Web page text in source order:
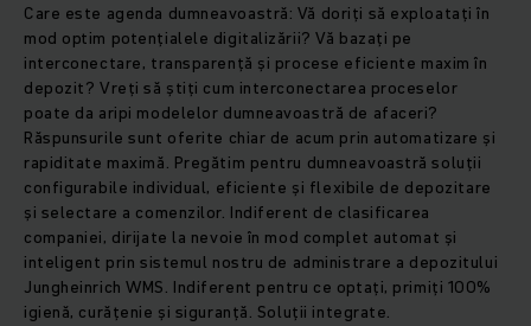
Care este agenda dumneavoastră: Vă doriți să exploatați în
mod optim potențialele digitalizării? Vă bazați pe
interconectare, transparență și procese eficiente maxim în
depozit? Vreți să știți cum interconectarea proceselor
poate da aripi modelelor dumneavoastră de afaceri?
Răspunsurile sunt oferite chiar de acum prin automatizare și
rapiditate maximă. Pregătim pentru dumneavoastră soluții
configurabile individual, eficiente și flexibile de depozitare
și selectare a comenzilor. Indiferent de clasificarea
companiei, dirijate la nevoie în mod complet automat și
inteligent prin sistemul nostru de administrare a depozitului
Jungheinrich WMS. Indiferent pentru ce optați, primiți 100%
igienă, curățenie și siguranță. Soluții integrate.